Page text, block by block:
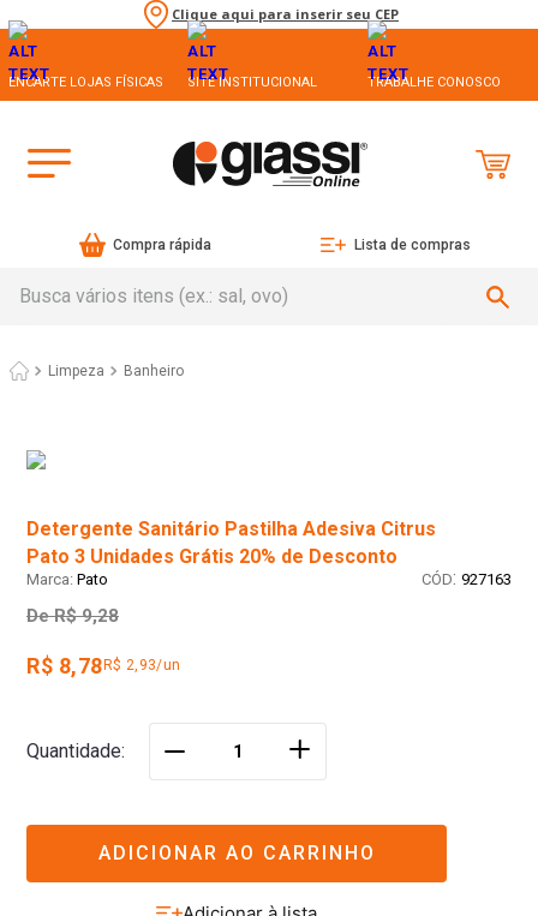
Clique aqui para inserir seu CEP
ENCARTE LOJAS FÍSICAS SITE INSTITUCIONAL TRABALHE CONOSCO
Compra rápida Lista de compras
Limpeza Banheiro
Detergente Sanitário Pastilha Adesiva Citrus
Pato 3 Unidades Grátis 20% de Desconto
Pato : 927163
De R$ 9,28
R$ 8,78 R$ 2,93/un
Quantidade ＋
ADICIONAR AO CARRINHO